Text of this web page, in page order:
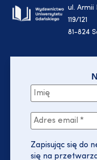
ul. Armii
119/121
81-824
Zapisując się do
się na